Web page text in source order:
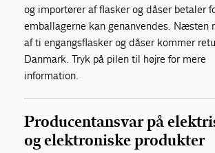
og importører af flasker og dåser betaler
emballagerne kan genanvendes. Næsten
af ti engangsflasker og dåser kommer
Danmark. Tryk på pilen til højre for mere
information.
Producentansvar på
og elektroniske produkter